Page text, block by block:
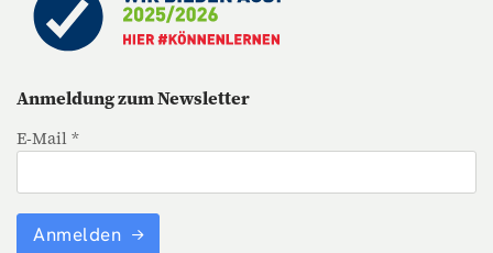
Anmeldung zum Newsletter
E-Mail *
Anmelden